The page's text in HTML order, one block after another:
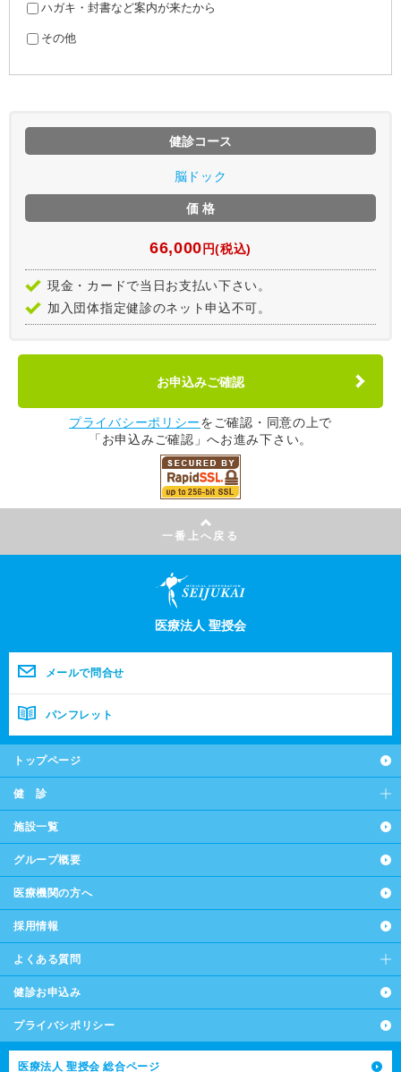
健診コース
脳ドック
価 格
66,000 円(税込)
現金・カードで当日お支払い下さい。
加入団体指定健診のネット申込不可。
プライバシーポリシーをご確認・同意の上で
「お申込みご確認」へお進み下さい。
ハガキ・封書など案内が来たから
その他
一番上へ戻る
医療法人 聖授会
メールで問合せ
パンフレット
トップページ
健 診
施設一覧
グループ概要
医療機関の方へ
採用情報
よくある質問
健診お申込み
プライバシポリシー
医療法人 聖授会 総合ページ